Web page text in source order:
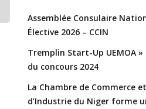
Assemblée Consulaire
Élective 2026 – CCIN
Tremplin Start-Up UEMOA
du concours 2024
La Chambre de Commerce et
d’Industrie du Niger forme